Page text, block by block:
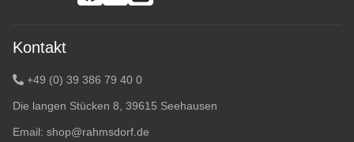
Kontakt
+49 (0) 39 386 79 40 0
Die langen Stücken 8, 39615 Seehausen
Email: shop@rahmsdorf.de